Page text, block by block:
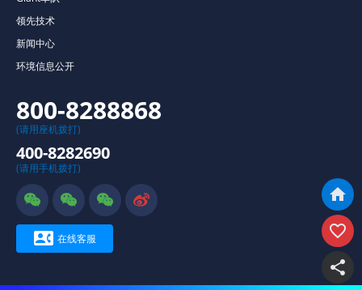



领先技术
新闻中心
环境信息公开
800-8288868
(请用座机拨打)
400-8282690
(请用手机拨打)
   
 在线客服